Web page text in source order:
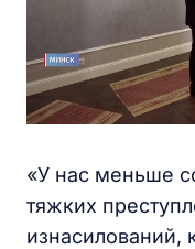
«У нас меньше
тяжких
изнасилований,